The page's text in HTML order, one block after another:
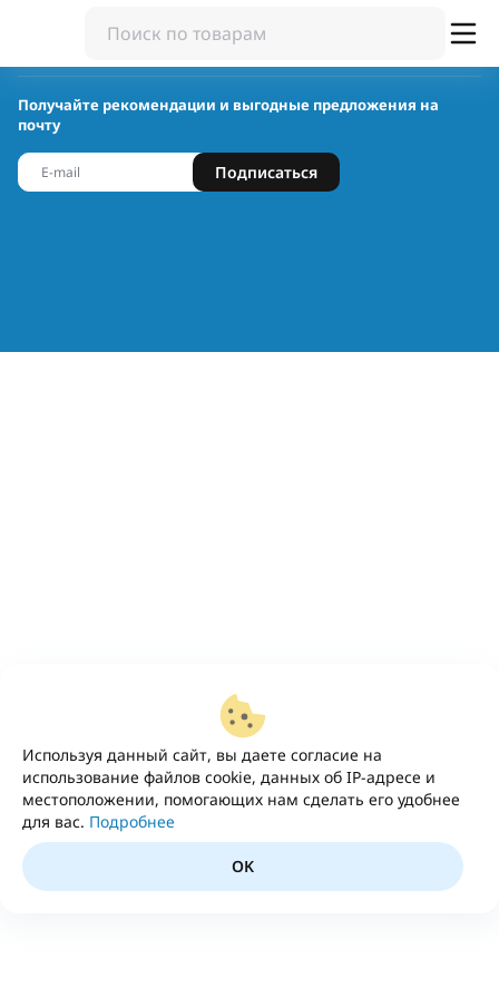
Используя данный сайт, вы даете согласие на
использование файлов cookie, данных об IP-адресе и
местоположении, помогающих нам сделать его удобнее
для вас. Подробнее
OK
Получайте рекомендации и выгодные предложения на
почту
Подписаться